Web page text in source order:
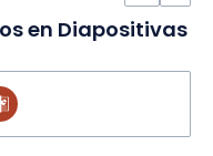
en Diapositivas